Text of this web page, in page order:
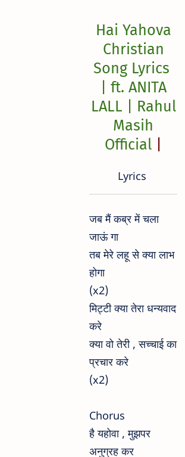
Hai Yahova
Christian
Song Lyrics
| ft. ANITA
LALL | Rahul
Masih
Official
Lyrics
जब मैं कब्र में चला
जाऊं गा
तब मेरे लहू से क्या लाभ
होगा
(x2)
मिट्टी क्या तेरा धन्यवाद
करे
क्या वो तेरी , सच्चाई का
प्रचार करे
(x2)
Chorus
है यहोवा , मुझपर
अनुग्रह कर